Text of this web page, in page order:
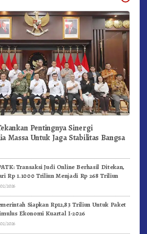
Pentingnya Sinergi
Massa Untuk Jaga Stabilitas Bangsa
Transaksi Judi Online Berhasil Ditekan,
Rp 1.1000 Triliun Menjadi Rp 268 Triliun
2026
Siapkan Rp12,83 Triliun Untuk Paket
Ekonomi Kuartal I-2026
2026